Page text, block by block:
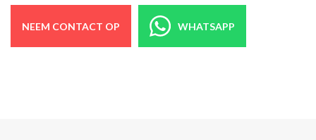
NEEM CONTACT OP WHATSAPP